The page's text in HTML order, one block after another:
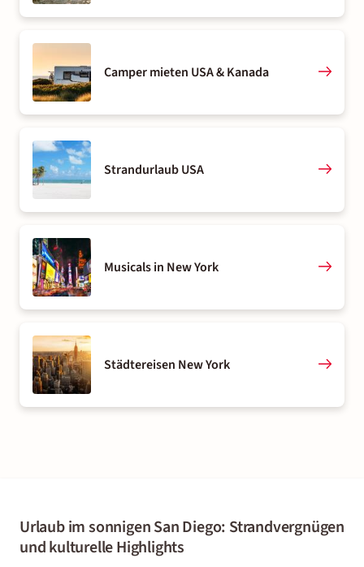
Camper mieten USA & Kanada
Strandurlaub USA
Musicals in New York
Städtereisen New York
Urlaub im sonnigen San Diego: Strandvergnügen
und kulturelle Highlights